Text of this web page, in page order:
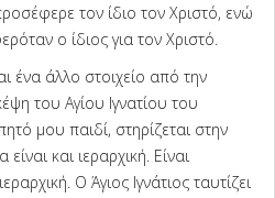
τον ίδιο τον Χριστό, ενώ
ο ίδιος για τον Χριστό.
άλλο στοιχείο από την
του Αγίου Ιγνατίου του
μου παιδί, στηρίζεται στην
και ιεραρχική. Είναι
Ο Άγιος Ιγνάτιος ταυτίζει